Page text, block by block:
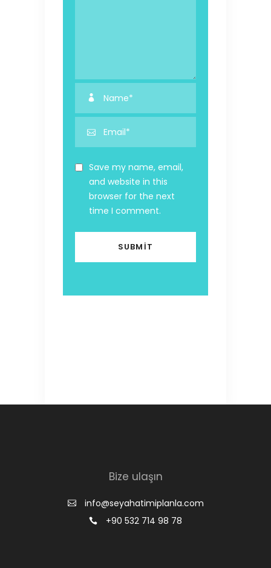
Save my name, email,
and website in this
browser for the next
time I comment.
Bize ulaşın
info@seyahatimiplanla.com
+90 532 714 98 78